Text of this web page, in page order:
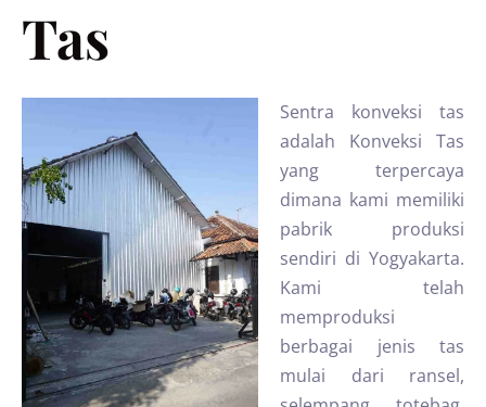
Tas
Sentra konveksi tas
adalah Konveksi Tas
yang terpercaya
dimana kami memiliki
pabrik produksi
sendiri di Yogyakarta.
Kami telah
memproduksi
berbagai jenis tas
mulai dari ransel,